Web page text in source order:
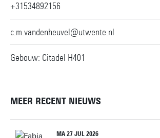
+31534892156
c.m.vandenheuvel@utwente.nl
Gebouw: Citadel H401
MEER RECENT NIEUWS
MA 27 JUL 2026